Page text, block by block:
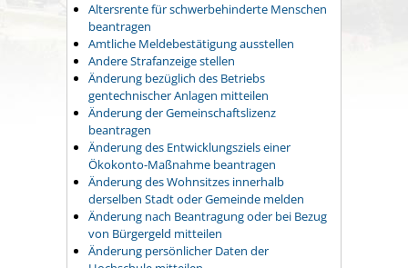
Altersrente für schwerbehinderte Menschen
beantragen
Amtliche Meldebestätigung ausstellen
Andere Strafanzeige stellen
Änderung bezüglich des Betriebs
gentechnischer Anlagen mitteilen
Änderung der Gemeinschaftslizenz
beantragen
Änderung des Entwicklungsziels einer
Ökokonto-Maßnahme beantragen
Änderung des Wohnsitzes innerhalb
derselben Stadt oder Gemeinde melden
Änderung nach Beantragung oder bei Bezug
von Bürgergeld mitteilen
Änderung persönlicher Daten der